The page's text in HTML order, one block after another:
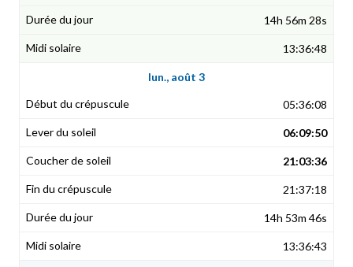
14h 56m 28s
13:36:48
lun., août 3
05:36:08
06:09:50
21:03:36
21:37:18
14h 53m 46s
13:36:43